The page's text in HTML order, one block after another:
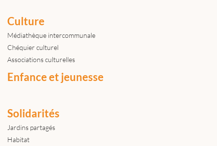
Culture
Médiathèque intercommunale
Chéquier culturel
Associations culturelles
Enfance et jeunesse
Solidarités
Jardins partagés
Habitat